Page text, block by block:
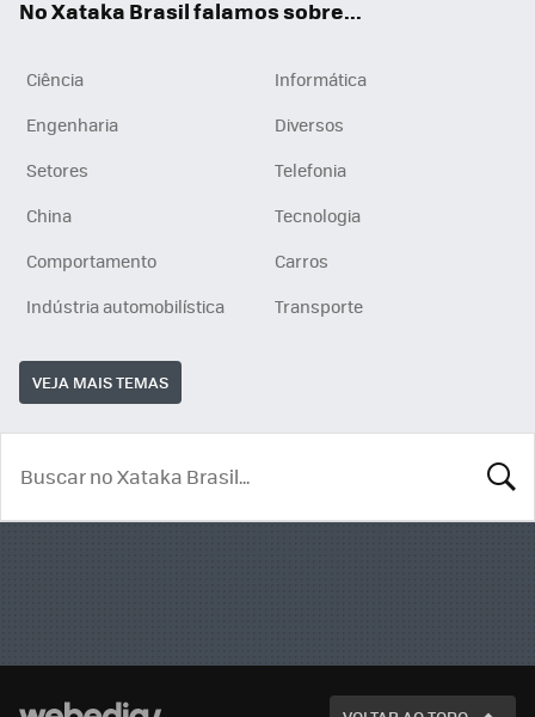
No Xataka Brasil falamos sobre...
Ciência
Informática
Engenharia
Diversos
Setores
Telefonia
China
Tecnologia
Comportamento
Carros
Indústria automobilística
Transporte
VEJA MAIS TEMAS